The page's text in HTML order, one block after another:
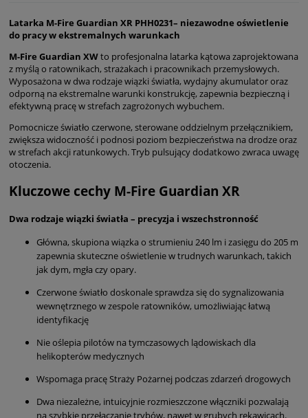
Latarka M-Fire Guardian XR PHH0231– niezawodne oświetlenie
do pracy w ekstremalnych warunkach
M-Fire Guardian XWto profesjonalna latarka kątowa zaprojektowana
z myślą o ratownikach, strażakach i pracownikach przemysłowych.
Wyposażona w dwa rodzaje wiązki światła, wydajny akumulator oraz
odporną na ekstremalne warunki konstrukcję, zapewnia bezpieczną i
efektywną pracę w strefach zagrożonych wybuchem.
Pomocnicze światło czerwone, sterowane oddzielnym przełącznikiem,
zwiększa widoczność i podnosi poziom bezpieczeństwa na drodze oraz
w strefach akcji ratunkowych. Tryb pulsujący dodatkowo zwraca uwagę
otoczenia.
Kluczowe cechy M-Fire Guardian XR
Dwa rodzaje wiązki światła – precyzja i wszechstronność
Główna, skupiona wiązka o strumieniu 240 lm i zasięgu do 205 m
zapewnia skuteczne oświetlenie w trudnych warunkach, takich
jak dym, mgła czy opary.
Czerwone światło doskonale sprawdza się do sygnalizowania
wewnętrznego w zespole ratowników, umożliwiając łatwą
identyfikację
Nie oślepia pilotów na tymczasowych lądowiskach dla
helikopterów medycznych
Wspomaga pracę Straży Pożarnej podczas zdarzeń drogowych
Dwa niezależne, intuicyjnie rozmieszczone włączniki pozwalają
na szybkie przełączanie trybów, nawet w grubych rękawicach.